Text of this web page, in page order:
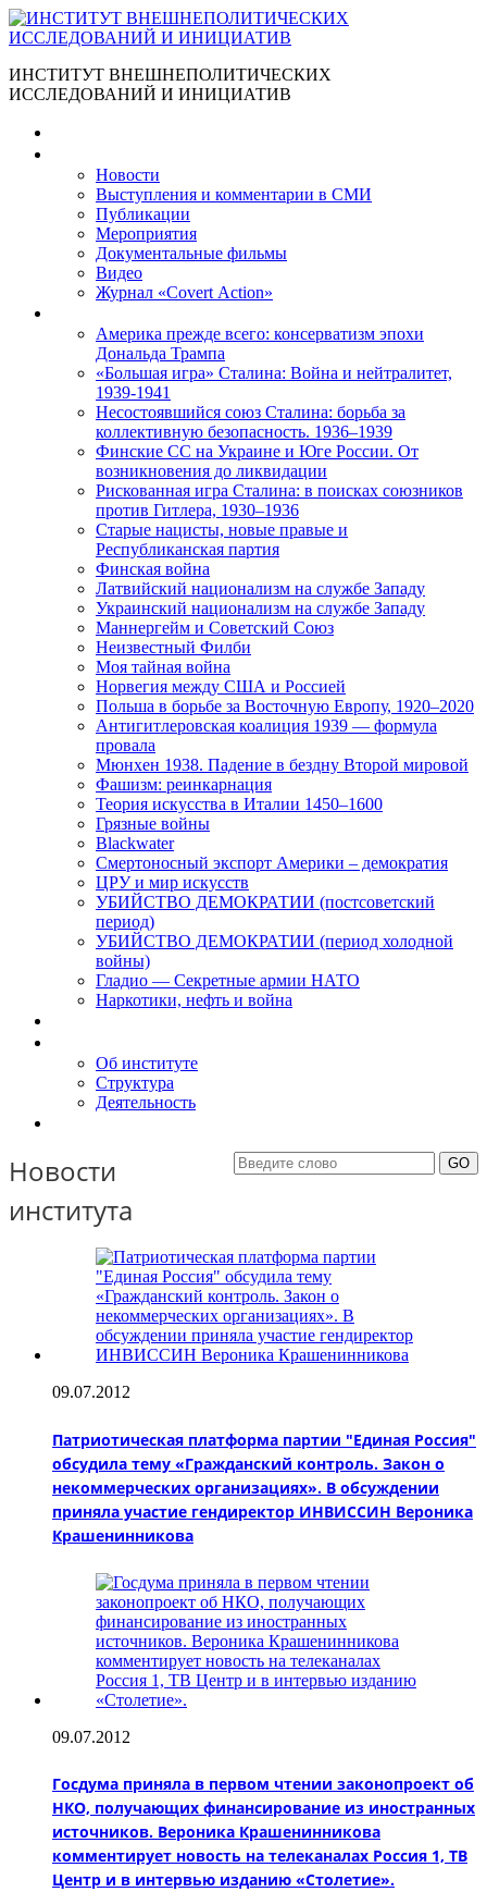
ИНСТИТУТ ВНЕШНЕПОЛИТИЧЕСКИХ
ИССЛЕДОВАНИЙ И ИНИЦИАТИВ
Новости
Выступления и коммента­рии в СМИ
Публикации
Мероприятия
Документальные фильмы
Видео
Журнал «Covert Action»
Америка прежде всего: консерватизм эпохи
Дональда Трампа
«Большая игра» Сталина: Война и нейтралитет,
1939-1941
Несостоявшийся союз Сталина: борьба за
коллективную безопасность. 1936–1939
Финские СС на Украине и Юге России. От
возникновения до ликвидации
Рискованная игра Сталина: в поисках союзников
против Гитлера, 1930–1936
Старые нацисты, новые правые и
Республиканская партия
Финская война
Латвийский национализм на службе Западу
Украинский национализм на службе Западу
Маннергейм и Советский Союз
Неизвестный Филби
Моя тайная война
Норвегия между США и Россией
Польша в борьбе за Восточную Европу, 1920–2020
Антигитлеровская коалиция 1939 — формула
провала
Мюнхен 1938. Падение в бездну Второй мировой
Фашизм: реинкарнация
Теория искусства в Италии 1450–1600
Грязные войны
Blackwater
Смертоносный экспорт Америки – демократия
ЦРУ и мир искусств
УБИЙСТВО ДЕМОКРАТИИ (постсоветский
период)
УБИЙСТВО ДЕМОКРАТИИ (период холодной
войны)
Гладио — Секретные армии НАТО
Наркотики, нефть и война
Об институте
Структура
Деятельность
Новости
института
09.07.2012
Патриотическая платформа партии "Единая Россия"
обсудила тему «Гражданский контроль. Закон о
некоммерческих организациях». В обсуждении
приняла участие гендиректор ИНВИССИН Вероника
Крашенинникова
09.07.2012
Госдума приняла в первом чтении законопроект об
НКО, получающих финансирование из иностранных
источников. Вероника Крашенинникова
комментирует новость на телеканалах Россия 1, ТВ
Центр и в интервью изданию «Столетие».